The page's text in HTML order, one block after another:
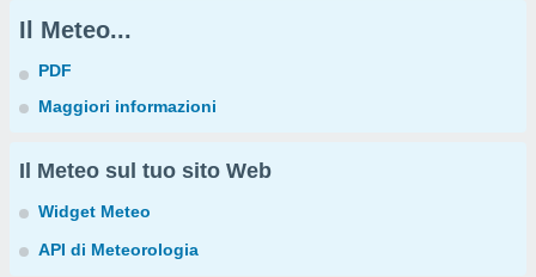
Il Meteo...
PDF
Maggiori informazioni
Il Meteo sul tuo sito Web
Widget Meteo
API di Meteorologia